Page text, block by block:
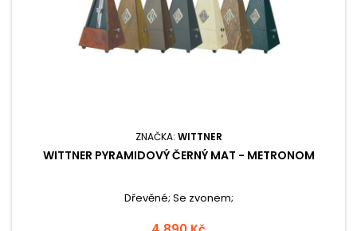
ZNAČKA: WITTNER
WITTNER PYRAMIDOVÝ ČERNÝ MAT - METRONOM
Dřevěné; Se zvonem;